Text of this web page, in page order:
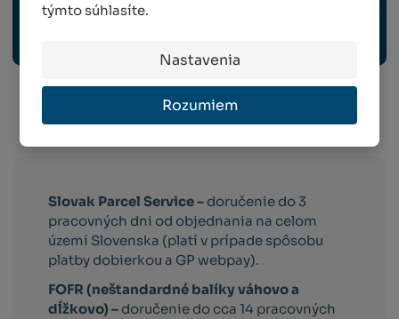
týmto súhlasíte.
Nastavenia
Rozumiem
Info o preprave:
Slovak Parcel Service – doručenie do 3
pracovných dni od objednania na celom
území Slovenska (platí v prípade spôsobu
platby dobierkou a GP webpay).
FOFR (neštandardné balíky váhovo a
dĺžkovo) – doručenie do cca 14 pracovných